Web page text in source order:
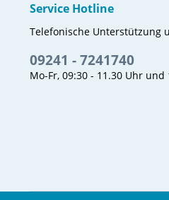
Service Hotline
Telefonische Unterstützung
09241 - 7241740
Mo-Fr, 09:30 - 11.30 Uhr und